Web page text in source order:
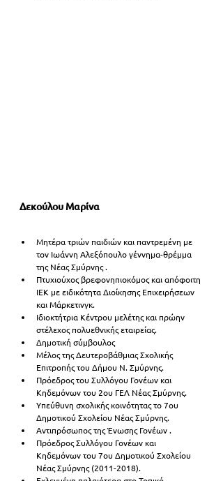
Δεκούλου Μαρίνα
Μητέρα τριών παιδιών και παντρεμένη με
τον Ιωάννη Αλεξόπουλο γέννημα-θρέμμα
της Νέας Σμύρνης .
Πτυχιούχος βρεφονηπιοκόμος και απόφοιτη
ΙΕΚ με ειδικότητα Διοίκησης Επιχειρήσεων
και Μάρκετινγκ.
Ιδιοκτήτρια Κέντρου μελέτης και πρώην
στέλεχος πολυεθνικής εταιρείας.
Δημοτική σύμβουλος
Μέλος της Δευτεροβάθμιας Σχολικής
Επιτροπής του Δήμου Ν. Σμύρνης.
Πρόεδρος του Συλλόγου Γονέων και
Κηδεμόνων του 2ου ΓΕΛ Νέας Σμύρνης.
Υπεύθυνη σχολικής κοινότητας το 7ου
Δημοτικού Σχολείου Νέας Σμύρνης.
Αντιπρόσωπος της Ένωσης Γονέων .
Πρόεδρος Συλλόγου Γονέων και
Κηδεμόνων του 7ου Δημοτικού Σχολείου
Νέας Σμύρνης (2011-2018).